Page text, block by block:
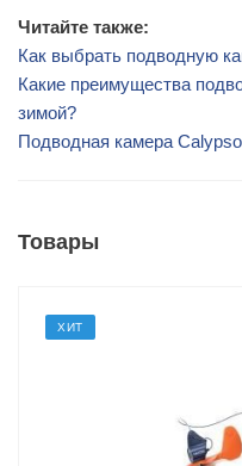
Читайте также:
Как выбрать подводную
Какие преимущества
зимой?
Подводная камера
Товары
ХИТ